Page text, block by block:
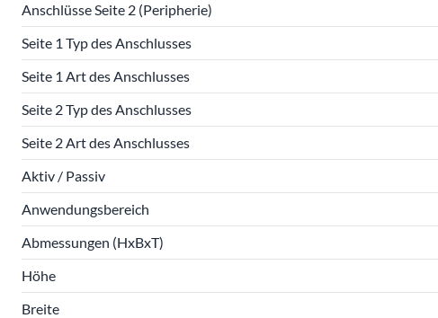
Anschlüsse Seite 2 (Peripherie)
Seite 1 Typ des Anschlusses
Seite 1 Art des Anschlusses
Seite 2 Typ des Anschlusses
Seite 2 Art des Anschlusses
Aktiv / Passiv
Anwendungsbereich
Abmessungen (HxBxT)
Höhe
Breite